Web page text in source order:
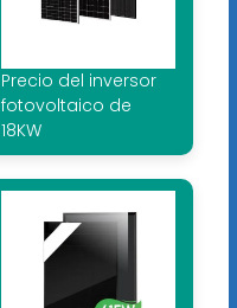
Precio del inversor
fotovoltaico de
18KW